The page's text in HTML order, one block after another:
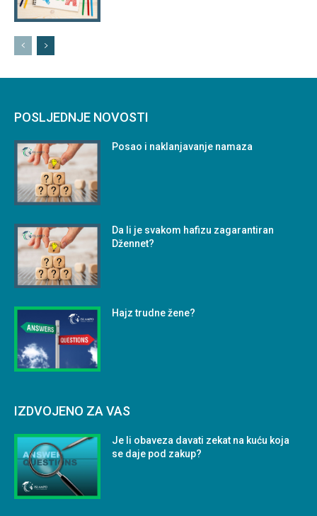
POSLJEDNJE NOVOSTI
Posao i naklanjavanje namaza
Da li je svakom hafizu zagarantiran
Džennet?
Hajz trudne žene?
IZDVOJENO ZA VAS
Je li obaveza davati zekat na kuću koja
se daje pod zakup?